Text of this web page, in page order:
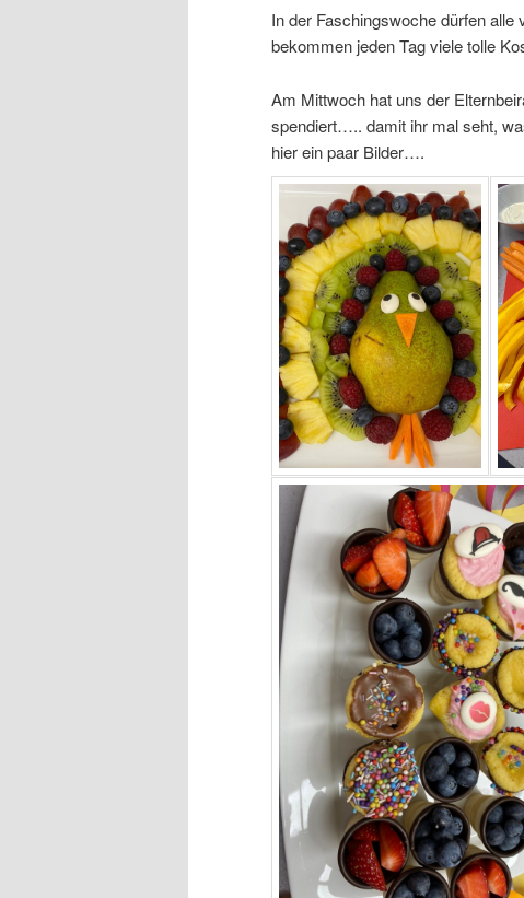
In der Faschingswoche dürfen
bekommen jeden Tag viele tolle
Am Mittwoch hat uns der
spendiert….. damit ihr mal seht,
hier ein paar Bilder….